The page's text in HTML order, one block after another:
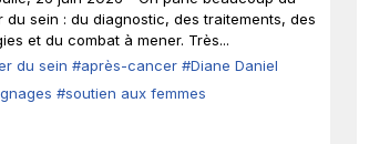
du sein : du diagnostic, des traitements, des
et du combat à mener. Très...
du sein #après-cancer #Diane Daniel
#soutien aux femmes